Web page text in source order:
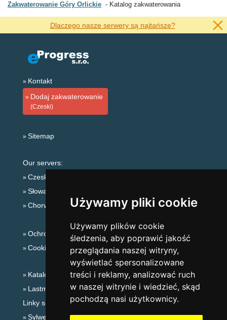
Używamy pliki cookie
Używamy plików cookie
śledzenia, aby poprawić jakość
przeglądania naszej witryny,
wyświetlać spersonalizowane
treści i reklamy, analizować ruch
w naszej witrynie i wiedzieć, skąd
pochodzą nasi użytkownicy.
Zakwaterowanie Góry Orlickie
Katalog zakwaterowania
Dlaczego nasze serwery są najtańsze?
Kontakt
Dodaj zakwaterowanie
(Czeski)
Sitemap
Our servers:
Czeskie Góry
Słowackie góry
Chorwacja
Ochrona prywatności
Cookies
Katalog zakwaterowania
Lastminute Góry Orlickie
Linky sezonowe:
Sylwester Góry Orlickie